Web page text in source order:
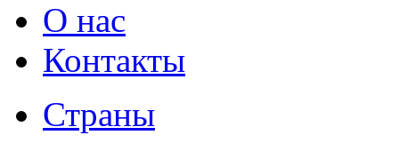
О нас
Контакты
Страны